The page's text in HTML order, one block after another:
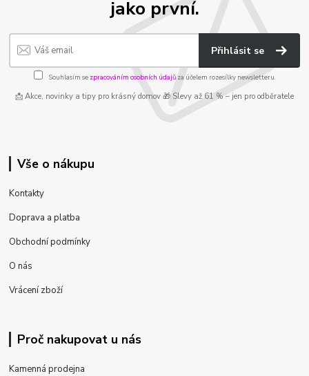
jako první.
Přihlásit se
Souhlasím se zpracováním osobních údajůza účelem rozesílky newsletteru.
📩 Akce, novinky a tipy pro krásný domov 🎁 Slevy až 61 % – jen pro odběratele
Vše o nákupu
Kontakty
Doprava a platba
Obchodní podmínky
O nás
Vrácení zboží
Proč nakupovat u nás
Kamenná prodejna